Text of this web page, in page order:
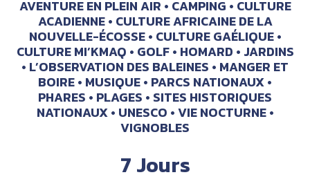
AVENTURE EN PLEIN AIR CAMPING
CULTURE
ACADIENNE
CULTURE AFRICAINE DE LA
NOUVELLE-ÉCOSSE
CULTURE GAÉLIQUE
CULTURE MI’KMAQ
GOLF HOMARD
JARDINS
L’OBSERVATION DES BALEINES
MANGER ET
BOIRE MUSIQUE PARCS NATIONAUX
PHARES
PLAGES
SITES HISTORIQUES
NATIONAUX
UNESCO VIE NOCTURNE
VIGNOBLES
7 Jours